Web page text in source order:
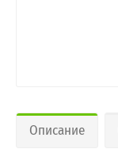
Описание